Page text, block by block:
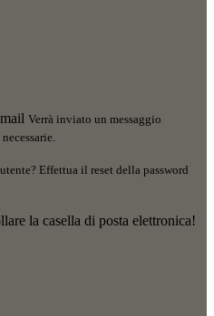
Verrà inviato un messaggio
Effettua il reset della password
la casella di posta elettronica!